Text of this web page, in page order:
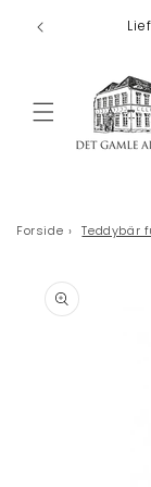
Inhalt
Forside › Teddybär